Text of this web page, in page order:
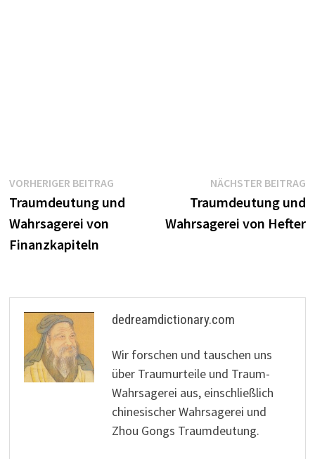
Beitragsnavigation
VORHERIGER BEITRAGVorheriger
Beitrag:
Traumdeutung und
Wahrsagerei von
Finanzkapiteln
NÄCHSTER BEITRAG
Traumdeutung und
Wahrsagerei von Hefter
dedreamdictionary.com
Wir forschen und tauschen uns
über Traumurteile und Traum-
Wahrsagerei aus, einschließlich
chinesischer Wahrsagerei und
Zhou Gongs Traumdeutung.